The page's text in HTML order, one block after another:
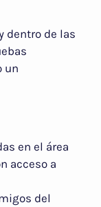
dentro de las
un
en el área
acceso a
del